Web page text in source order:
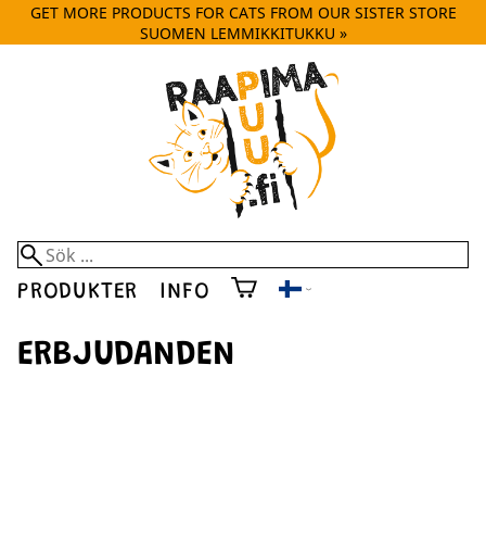
GET MORE PRODUCTS FOR CATS FROM OUR SISTER STORE
SUOMEN LEMMIKKITUKKU »
PRODUKTER INFO
ERBJUDANDEN